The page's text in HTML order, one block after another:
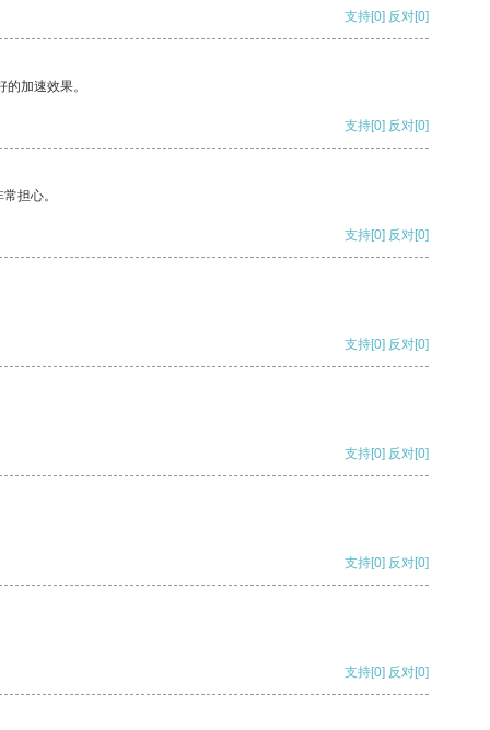
支持[0] 反对[0]
加速效果。
支持[0] 反对[0]
担心。
支持[0] 反对[0]
支持[0] 反对[0]
支持[0] 反对[0]
支持[0] 反对[0]
支持[0] 反对[0]